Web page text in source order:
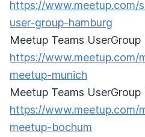
https://www.meetup.com/
user-group-hamburg
Meetup Teams UserGroup
https://www.meetup.com/
meetup-munich
Meetup Teams UserGroup
https://www.meetup.com/
meetup-bochum